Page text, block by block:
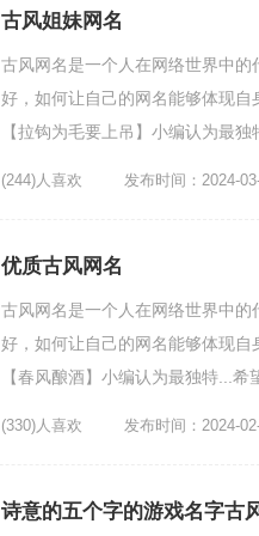
古风姐妹网名
古风网名是一个人在网络世界中
好，如何让自己的网名能够体现
【拉钩为毛要上吊】小编认为最
(244)人喜欢 发布时间：2024-
优质古风网名
古风网名是一个人在网络世界中
好，如何让自己的网名能够体现
【春风酿酒】小编认为最独特...
(330)人喜欢 发布时间：2024-
诗意的五个字的游戏名字古